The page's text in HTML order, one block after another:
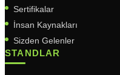
Sertifikalar
İnsan Kaynakları
Sizden Gelenler
STANDLAR